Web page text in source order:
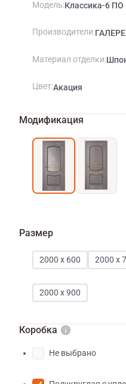
Модель Классика-6 ПО
Производители
Материал отделки
ЦветАкация
Модификация
Размер
2000 х 600 2000 х
2000 х 900
Коробка
Не выбрано